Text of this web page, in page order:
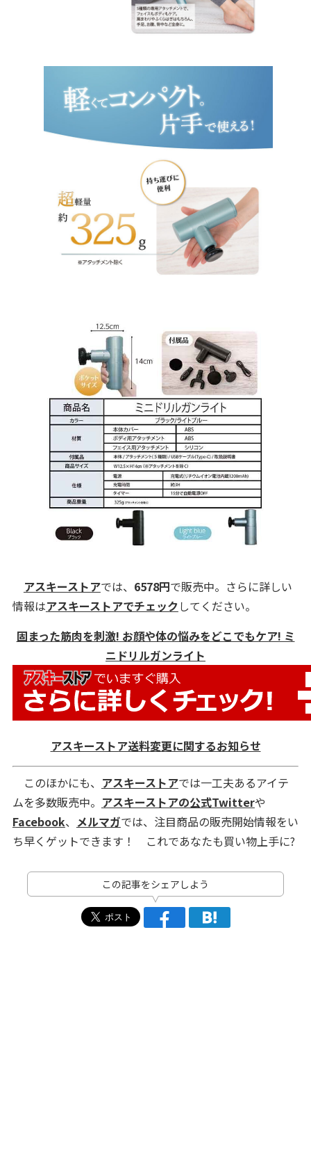
アスキーストアでは、 6578円で販売中。さらに詳しい
情報はアスキーストアでチェックしてください。
固まった筋肉を刺激! お顔や体の悩みをどこでもケア! ミ
ニドリルガンライト
アスキーストア送料変更に関するお知らせ
このほかにも、 アスキーストアでは一工夫あるアイテ
ムを多数販売中。 アスキーストアの公式Twitterや
Facebook、 メルマガでは、注目商品の販売開始情報をい
ち早くゲットできます！ これであなたも買い物上手に?
この記事をシェアしよう